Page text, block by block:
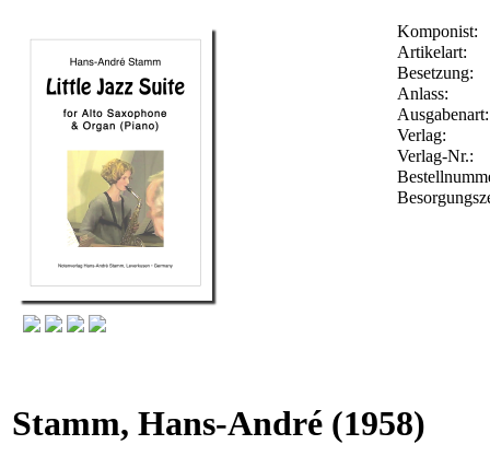
Komponist:
Artikelart:
Besetzung:
Anlass:
Ausgabenart:
Verlag:
Verlag-Nr.:
Stamm, Hans-André (1958)